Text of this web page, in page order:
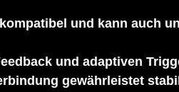
und kann auch
und adaptiven
gewährleistet